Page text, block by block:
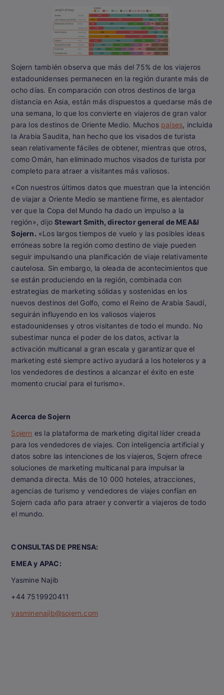
Sojern también observa que más del 75% de los viajeros
estadounidenses permanecen en la región durante más de
ocho días. En comparación con otros destinos de larga
distancia en Asia, están más dispuestos a quedarse más de
una semana, lo que los convierte en viajeros de gran valor
para los destinos de Oriente Medio. Muchos países, incluida
la Arabia Saudita, han hecho que los visados de turista
sean relativamente fáciles de obtener, mientras que otros,
como Omán, han eliminado muchos visados de turista por
completo para atraer a visitantes más valiosos.
«Con nuestros últimos datos que muestran que la intención
de viajar a Oriente Medio se mantiene firme, es alentador
ver que la Copa del Mundo ha dado un impulso a la
región», dijoStewart Smith, director general de MEA&I
Sojern. «Los largos tiempos de vuelo y las posibles ideas
erróneas sobre la región como destino de viaje pueden
seguir impulsando una planificación de viaje relativamente
cautelosa. Sin embargo, la oleada de acontecimientos que
se están produciendo en la región, combinada con
estrategias de marketing sólidas y sostenidas en los
nuevos destinos del Golfo, como el Reino de Arabia Saudí,
seguirán influyendo en los valiosos viajeros
estadounidenses y otros visitantes de todo el mundo. No
subestimar nunca el poder de los datos, activar la
activación multicanal a gran escala y garantizar que el
marketing esté siempre activo ayudará a los hoteleros y a
los vendedores de destinos a alcanzar el éxito en este
momento crucial para el turismo».
Acerca de Sojern
Sojern es la plataforma de marketing digital líder creada
para los vendedores de viajes. Con inteligencia artificial y
datos sobre las intenciones de los viajeros, Sojern ofrece
soluciones de marketing multicanal para impulsar la
demanda directa. Más de 10 000 hoteles, atracciones,
agencias de turismo y vendedores de viajes confían en
Sojern cada año para atraer y convertir a viajeros de todo
el mundo.
CONSULTAS DE PRENSA:
EMEA y APAC:
Yasmine Najib
+44 7519920411
yasminenajib@sojern.com